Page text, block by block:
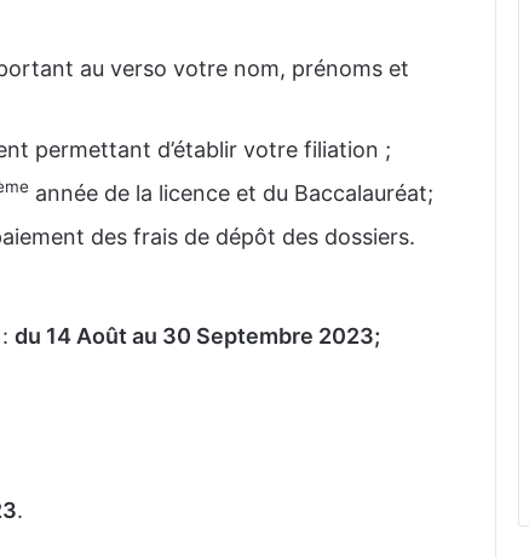
au verso votre nom, prénoms et
permettant d’établir votre filiation ;
année de la licence et du Baccalauréat;
des frais de dépôt des dossiers.
du 14 Août au 30 Septembre 2023;
.